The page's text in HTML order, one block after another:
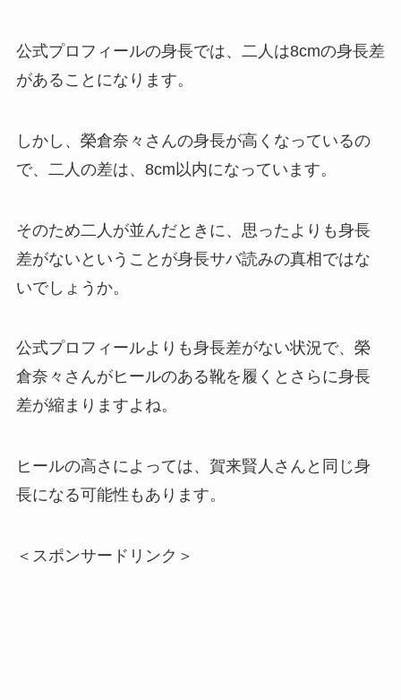
公式プロフィールの身長では、二人は8cmの身長差
があることになります。
しかし、榮倉奈々さんの身長が高くなっているの
で、二人の差は、8cm以内になっています。
そのため二人が並んだときに、思ったよりも身長
差がないということが身長サバ読みの真相ではな
いでしょうか。
公式プロフィールよりも身長差がない状況で、榮
倉奈々さんがヒールのある靴を履くとさらに身長
差が縮まりますよね。
ヒールの高さによっては、賀来賢人さんと同じ身
長になる可能性もあります。
＜スポンサードリンク＞